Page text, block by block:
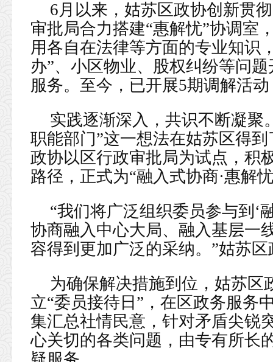
6月以来，姑苏区政协创新贯
审批局合力搭建“惠解忧”协调室
用各自在法律等方面的专业知识
办”、小区物业、股权纠纷等问
服务。至今，已开展5期调解活
实践逐渐深入，共识不断凝聚
职能部门”这一想法在姑苏区得
政协以区行政审批局为试点，积
路径，正式为“融入式协商·惠解
“我们将广泛组织委员参与到‘
协商融入中心大局、融入基层一
容得到更加广泛的采纳。”姑苏
为确保解决措施到位，姑苏区
立“委员接待日”，在区政务服务
集汇总社情民意，针对矛盾尖锐
心关切的各类问题，由专有所长